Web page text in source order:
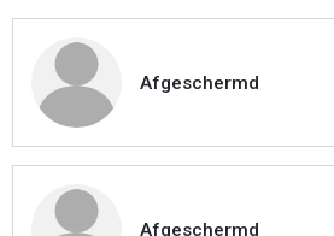
Afgeschermd
Afgeschermd